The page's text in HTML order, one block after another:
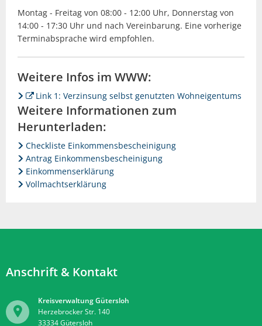
Montag - Freitag von 08:00 - 12:00 Uhr, Donnerstag von
14:00 - 17:30 Uhr und nach Vereinbarung. Eine vorherige
Terminabsprache wird empfohlen.
Weitere Infos im WWW:
Link 1: Verzinsung selbst genutzten Wohneigentums
Weitere Informationen zum
Herunterladen:
Checkliste Einkommensbescheinigung
Antrag Einkommensbescheinigung
Einkommenserklärung
Vollmachtserklärung
Anschrift & Kontakt
Kreisverwaltung Gütersloh
Herzebrocker Str. 140
33334Gütersloh